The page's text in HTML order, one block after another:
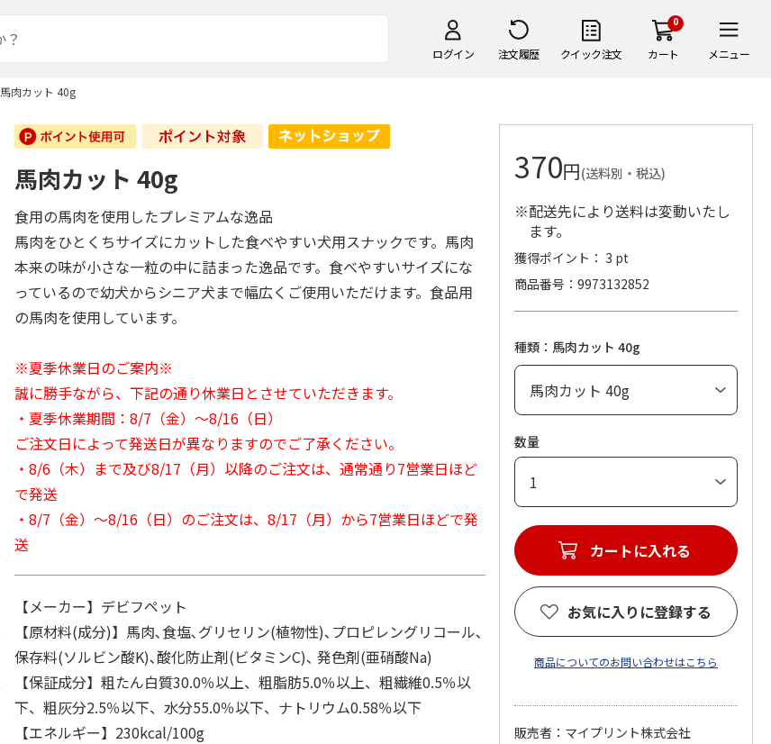
ログイン 注文履歴 クイック注文
0
カート メニュー
馬肉カット 40g
馬肉カット 40g
食用の馬肉を使用したプレミアムな逸品
馬肉をひとくちサイズにカットした食べやすい犬用スナックです。馬肉
本来の味が小さな一粒の中に詰まった逸品です。食べやすいサイズにな
っているので幼犬からシニア犬まで幅広くご使用いただけます。食品用
の馬肉を使用しています。
※夏季休業日のご案内※
誠に勝手ながら、下記の通り休業日とさせていただきます。
・夏季休業期間：8/7（金）～8/16（日）
ご注文日によって発送日が異なりますのでご了承ください。
・8/6（木）まで及び8/17（月）以降のご注文は、通常通り7営業日ほど
で発送
・8/7（金）～8/16（日）のご注文は、8/17（月）から7営業日ほどで発
送
【メーカー】デビフペット
【原材料(成分)】馬肉､食塩､グリセリン(植物性)､プロピレングリコール､
保存料(ソルビン酸K)､酸化防止剤(ビタミンC)､ 発色剤(亜硝酸Na)
【保証成分】粗たん白質30.0％以上、粗脂肪5.0％以上、粗繊維0.5％以
下、粗灰分2.5％以下、水分55.0％以下、ナトリウム0.58％以下
【エネルギー】230kcal/100g
370円(送料別・税込)
※配送先により送料は変動いたし
ます。
獲得ポイント： 3 pt
商品番号
9973132852
種類：馬肉カット 40g
数量
カートに入れる
お気に入りに登録する
商品についてのお問い合わせはこちら
販売者：マイプリント株式会社